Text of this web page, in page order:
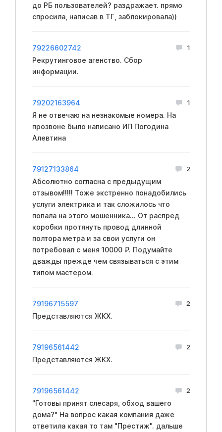
до РБ пользователей? раздражает. прямо
спросила, написав в ТГ, заблокировала))
79226602742 1
Рекрутинговое агенство. Сбор
информации.
79202163964 1
Я не отвечаю на незнакомые номера. На
прозвоне было написано ИП Погодина
Алевтина
79127133864 2
Абсолютно согласна с предыдущим
отзывом!!!!! Тоже экстренно понадобились
услуги электрика и так сложилось что
попала на этого мошенника... От распред
коробки протянуть провод длинной
полтора метра и за свои услуги он
потребовал с меня 10000 ₽. Подумайте
дважды прежде чем связываться с этим
типом мастером.
79196715597 2
Представляются ЖКХ.
79196561442 2
Представляются ЖКХ.
79196561442 2
"Готовы принят слесаря, обход вашего
дома?" На вопрос какая компания даже
ответила какая то там "Престиж". дальше